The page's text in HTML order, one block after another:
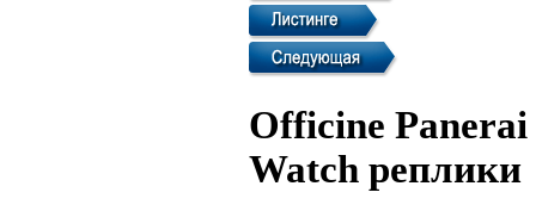
Officine
Watch реплики